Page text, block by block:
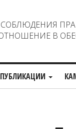
В
ПУБЛИКАЦИИ